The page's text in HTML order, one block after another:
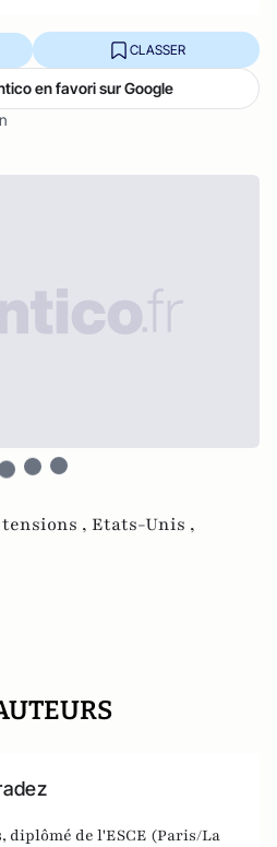
CLASSER
en favori sur Google
tensions , Etats-Unis ,
diplômé de l'ESCE (Paris/La